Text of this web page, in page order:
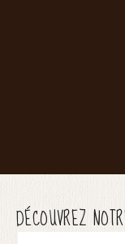
DÉCOUVREZ